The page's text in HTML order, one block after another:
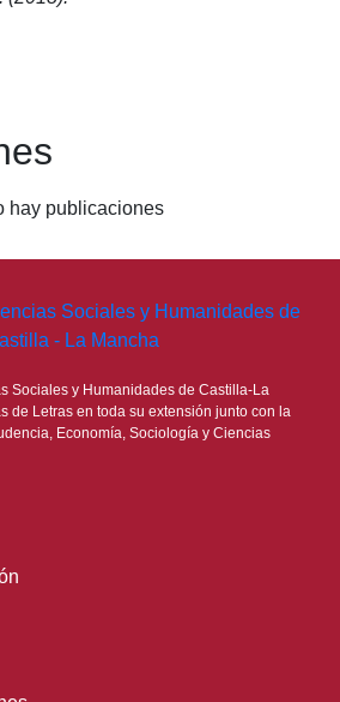
hay publicaciones
Sociales y Humanidades de Castilla-La
de Letras en toda su extensión junto con la
Economía, Sociología y Ciencias